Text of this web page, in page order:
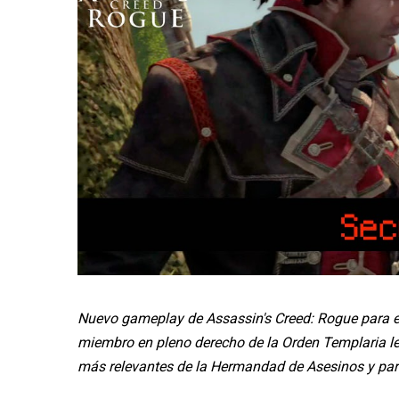
Nuevo gameplay de Assassin's Creed: Rogue
miembro en pleno derecho de la Orden Templaria
más relevantes de la Hermandad de Asesinos y